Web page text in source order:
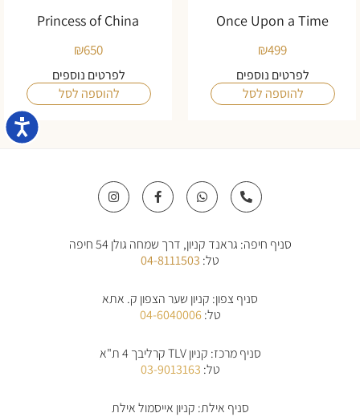
Once Upon a Time
₪499
לפרטים נוספים
להוספה לסל
Princess of China
₪650
לפרטים נוספים
להוספה לסל
P
h
o
-
W
h
a
a
p
F
a
c
o
o
k
f
I
n
s
g
סניף חיפה: גראנד קניון, דרך שמחה גולן 54 חיפה
טל:04-8111503
סניף צפון: קניון שער הצפון ק. אתא
טל:04-6040006
סניף מרכז: קניון TLV קרליבך 4 ת"א
טל:03-9013163
סניף אילת: קניון אייסמול אילת